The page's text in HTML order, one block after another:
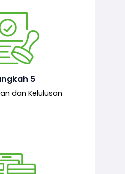
5
dan Kelulusan
menilai permohonan
pengesahan serta
sekiranya semuanya
ditetapkan.